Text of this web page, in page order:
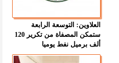
العلاوين: التوسعة الرابعة
ستمكن المصفاة من تكرير 120
ألف برميل نفط يوميا